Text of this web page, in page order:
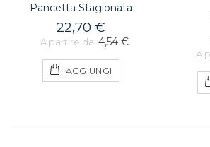
Pancetta Stagionata
22,70 €
A partire da: 4,54 €
AGGIUNGI
A